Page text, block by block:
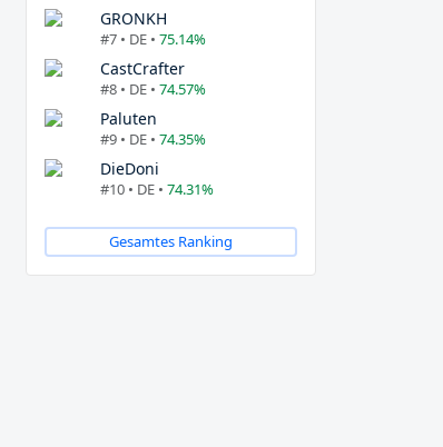
GRONKH
#7 • DE • 75.14%
CastCrafter
#8 • DE • 74.57%
Paluten
#9 • DE • 74.35%
DieDoni
#10 • DE • 74.31%
Gesamtes Ranking